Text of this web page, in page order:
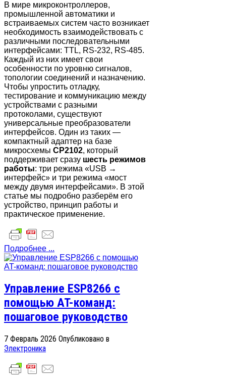
В мире микроконтроллеров,
промышленной автоматики и
встраиваемых систем часто возникает
необходимость взаимодействовать с
различными последовательными
интерфейсами: TTL, RS-232, RS-485.
Каждый из них имеет свои
особенности по уровню сигналов,
топологии соединений и назначению.
Чтобы упростить отладку,
тестирование и коммуникацию между
устройствами с разными
протоколами, существуют
универсальные преобразователи
интерфейсов. Один из таких —
компактный адаптер на базе
микросхемы CP2102, который
поддерживает сразу шесть режимов
работы: три режима «USB →
интерфейс» и три режима «мост
между двумя интерфейсами». В этой
статье мы подробно разберём его
устройство, принцип работы и
практическое применение.
Подробнее ...
Управление ESP8266 с
помощью AT-команд:
пошаговое руководство
7 Февраль 2026 Опубликовано в
Электроника